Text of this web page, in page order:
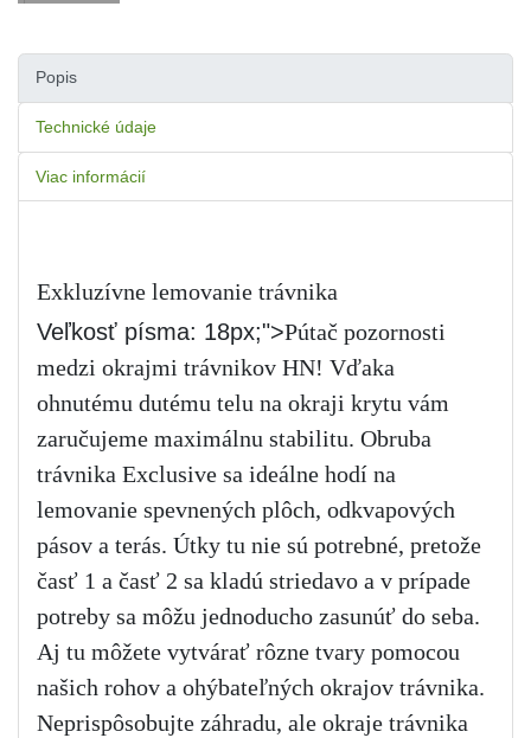
Popis
Technické údaje
Viac informácií
Exkluzívne lemovanie trávnika
Veľkosť písma: 18px;">Pútač pozornosti
medzi okrajmi trávnikov HN! Vďaka
ohnutému dutému telu na okraji krytu vám
zaručujeme maximálnu stabilitu. Obruba
trávnika Exclusive sa ideálne hodí na
lemovanie spevnených plôch, odkvapových
pásov a terás. Útky tu nie sú potrebné, pretože
časť 1 a časť 2 sa kladú striedavo a v prípade
potreby sa môžu jednoducho zasunúť do seba.
Aj tu môžete vytvárať rôzne tvary pomocou
našich rohov a ohýbateľných okrajov trávnika.
Neprispôsobujte záhradu, ale okraje trávnika